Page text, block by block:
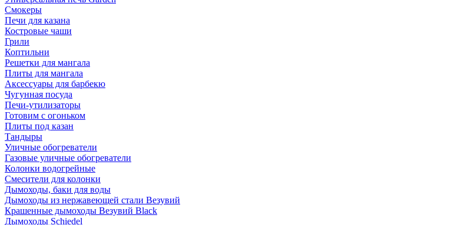
Смокеры
Печи для казана
Костровые чаши
Грили
Коптильни
Решетки для мангала
Плиты для мангала
Аксессуары для барбекю
Чугунная посуда
Печи-утилизаторы
Готовим с огоньком
Плиты под казан
Тандыры
Уличные обогреватели
Газовые уличные обогреватели
Колонки водогрейные
Смесители для колонки
Дымоходы, баки для воды
Дымоходы из нержавеющей стали Везувий
Крашенные дымоходы Везувий Black
Дымоходы Schiedel